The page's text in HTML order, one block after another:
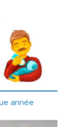
année